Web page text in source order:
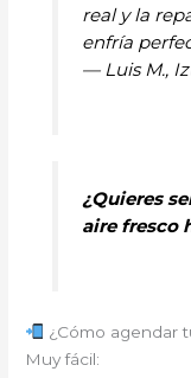
real y la
enfría
— Luis M.,
¿Quieres
aire fresco
¿Cómo agendar
Muy fácil: